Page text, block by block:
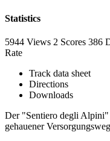
Statistics
5944 Views 2 Scores 386
Rate
Track data sheet
Directions
Downloads
Der "Sentiero degli Alpini"
gehauener